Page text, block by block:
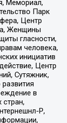
Мемориал,
Парк
Центр
Женщины
гласности,
человека,
инициатив
Центр
Сутяжник,
в
Р,